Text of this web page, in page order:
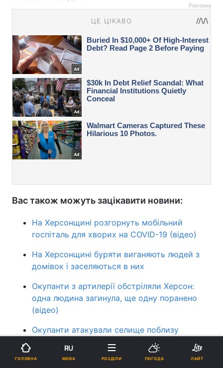
Реклама
Вас також можуть зацікавити новини:
На Херсонщині розгорнуть мобільний
госпіталь для хворих на COVID-19 (відео)
На Херсонщині буряти виганяють людей з
домівок і заселяються в них
Окупанти з артилерії обстріляли Херсон:
одна людина загинула, ще одну поранено
(відео)
Окупанти атакували селище поблизу
Херсона: снаряд влучив в житловий будинок
новини Львова погода у Львові
ГОЛОВНА
RU
МОВА РОЗДІЛИ ПОГОДА ЛАЙТ